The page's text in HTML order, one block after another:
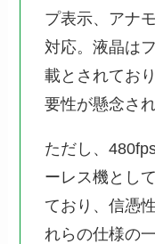
プ表示、アナ
対応。液晶は
載とされてお
要性が懸念さ
ただし、
ーレス機とし
ており、信憑
れらの仕様の